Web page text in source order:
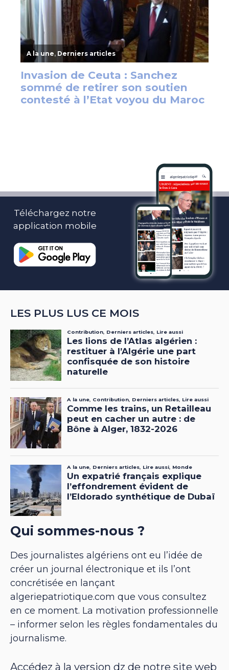
Téléchargez notre
application mobile
LES PLUS LUS CE MOIS
Qui sommes-nous ?
Des journalistes algériens ont eu l’idée de
créer un journal électronique et ils l’ont
concrétisée en lançant
algeriepatriotique.com que vous consultez
en ce moment. La motivation professionnelle
– informer selon les règles fondamentales du
journalisme.
Accédez à la version dz de notre site web